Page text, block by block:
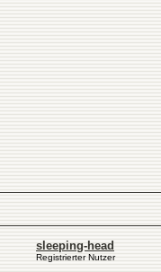
sleeping-head
Registrierter Nutzer